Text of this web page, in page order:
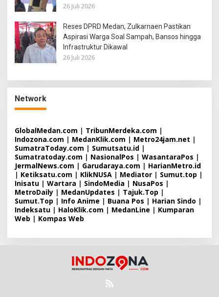
26 Juli 2026
Reses DPRD Medan, Zulkarnaen Pastikan
Aspirasi Warga Soal Sampah, Bansos hingga
Infrastruktur Dikawal
26 Juli 2026
Network
GlobalMedan.com | TribunMerdeka.com |
Indozona.com | MedanKlik.com | Metro24jam.net |
SumatraToday.com | Sumutsatu.id |
Sumatratoday.com | NasionalPos | WasantaraPos |
JermalNews.com | Garudaraya.com | HarianMetro.id
| Ketiksatu.com | KlikNUSA | Mediator | Sumut.top |
Inisatu | Wartara | SindoMedia | NusaPos |
MetroDaily | MedanUpdates | Tajuk.Top |
Sumut.Top | Info Anime | Buana Pos | Harian Sindo |
Indeksatu | HaloKlik.com | MedanLine | Kumparan
Web | Kompas Web